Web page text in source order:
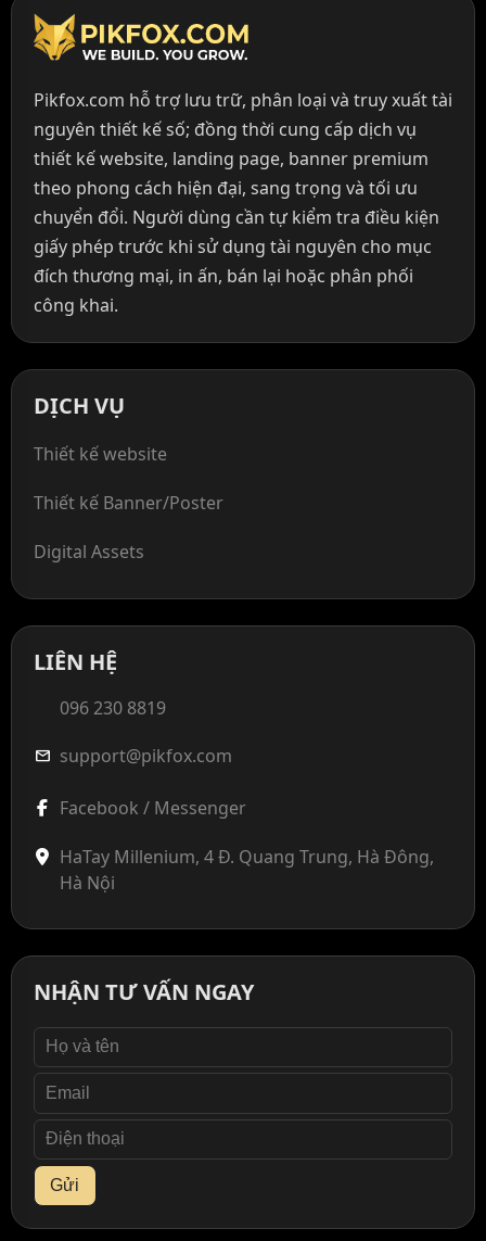
Pikfox.com hỗ trợ lưu trữ, phân loại và truy xuất tài
nguyên thiết kế số; đồng thời cung cấp dịch vụ
thiết kế website, landing page, banner premium
theo phong cách hiện đại, sang trọng và tối ưu
chuyển đổi. Người dùng cần tự kiểm tra điều kiện
giấy phép trước khi sử dụng tài nguyên cho mục
đích thương mại, in ấn, bán lại hoặc phân phối
công khai.
DỊCH VỤ
Thiết kế website
Thiết kế Banner/Poster
Digital Assets
LIÊN HỆ
096 230 8819
mail support@pikfox.com
Facebook / Messenger
HaTay Millenium, 4 Đ. Quang Trung, Hà Đông,
Hà Nội
NHẬN TƯ VẤN NGAY
Gửi